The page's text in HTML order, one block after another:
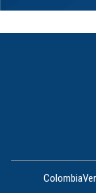
1
8
Colombia